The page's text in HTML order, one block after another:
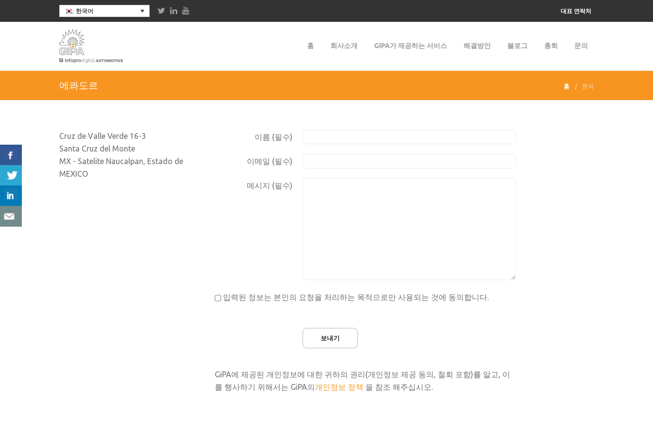
한국어 대표 연락처
홈 회사소개 GiPA가 제공하는 서비스 해결방안 블로그 총회 문의
에콰도르 홈 문의
Cruz de Valle Verde 16-3
Santa Cruz del Monte
MX - Satelite Naucalpan, Estado de
MEXICO
이름 (필수)
이메일 (필수)
메시지 (필수)
입력된 정보는 본인의 요청을 처리하는 목적으로만 사용되는 것에 동의합니다.
보내기
GiPA에 제공된 개인정보에 대한 귀하의 권리(개인정보 제공 동의, 철회 포함)를 알고, 이
를 행사하기 위해서는 GiPA의개인정보 정책 을 참조 해주십시오.